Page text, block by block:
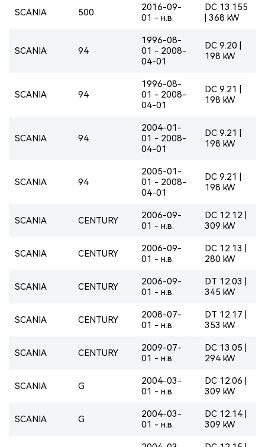
SCANIA 500
2016-09-
01 - н.в.
DC 13.155
| 368 kW
SCANIA 94
1996-08-
01 - 2008-
04-01
DC 9.20 |
198 kW
SCANIA 94
1996-08-
01 - 2008-
04-01
DC 9.21 |
198 kW
SCANIA 94
2004-01-
01 - 2008-
04-01
DC 9.21 |
198 kW
SCANIA 94
2005-01-
01 - 2008-
04-01
DC 9.21 |
198 kW
SCANIA CENTURY
2006-09-
01 - н.в.
DC 12.12 |
309 kW
SCANIA CENTURY
2006-09-
01 - н.в.
DC 12.13 |
280 kW
SCANIA CENTURY
2006-09-
01 - н.в.
DT 12.03 |
345 kW
SCANIA CENTURY
2008-07-
01 - н.в.
DT 12.17 |
353 kW
SCANIA CENTURY
2009-07-
01 - н.в.
DC 13.05 |
294 kW
SCANIA G
2004-03-
01 - н.в.
DC 12.06 |
309 kW
SCANIA G
2004-03-
01 - н.в.
DC 12.14 |
309 kW